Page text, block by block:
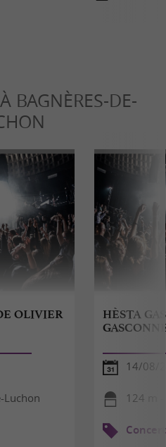
À BAGNÈRES-DE-
OLIVIER
Luchon
HÈSTA
14/08/
124 m